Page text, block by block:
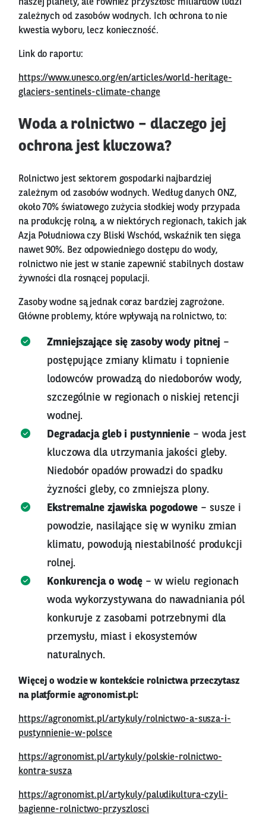
naszej planety, ale również przyszłość miliardów ludzi
zależnych od zasobów wodnych. Ich ochrona to nie
kwestia wyboru, lecz konieczność.
Link do raportu:
https://www.unesco.org/en/articles/world-heritage-
glaciers-sentinels-climate-change
Woda a rolnictwo – dlaczego jej
ochrona jest kluczowa?
Rolnictwo jest sektorem gospodarki najbardziej
zależnym od zasobów wodnych. Według danych ONZ,
około 70% światowego zużycia słodkiej wody przypada
na produkcję rolną, a w niektórych regionach, takich jak
Azja Południowa czy Bliski Wschód, wskaźnik ten sięga
nawet 90%. Bez odpowiedniego dostępu do wody,
rolnictwo nie jest w stanie zapewnić stabilnych dostaw
żywności dla rosnącej populacji.
Zasoby wodne są jednak coraz bardziej zagrożone.
Główne problemy, które wpływają na rolnictwo, to:
Zmniejszające się zasoby wody pitnej –
postępujące zmiany klimatu i topnienie
lodowców prowadzą do niedoborów wody,
szczególnie w regionach o niskiej retencji
wodnej.
Degradacja gleb i pustynnienie – woda jest
kluczowa dla utrzymania jakości gleby.
Niedobór opadów prowadzi do spadku
żyzności gleby, co zmniejsza plony.
Ekstremalne zjawiska pogodowe – susze i
powodzie, nasilające się w wyniku zmian
klimatu, powodują niestabilność produkcji
rolnej.
Konkurencja o wodę – w wielu regionach
woda wykorzystywana do nawadniania pól
konkuruje z zasobami potrzebnymi dla
przemysłu, miast i ekosystemów
naturalnych.
Więcej o wodzie w kontekście rolnictwa przeczytasz
na platformie agronomist.pl:
https://agronomist.pl/artykuly/rolnictwo-a-susza-i-
pustynnienie-w-polsce
https://agronomist.pl/artykuly/polskie-rolnictwo-
kontra-susza
https://agronomist.pl/artykuly/paludikultura-czyli-
bagienne-rolnictwo-przyszlosci